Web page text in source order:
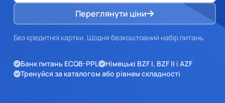
Переглянути ціни
Без кредитної картки. Щодня безкоштовний набір питань.
Банк питань ECQB-PPL
Німецькі BZF I, BZF II і AZF
Тренуйся за каталогом або рівнем складності